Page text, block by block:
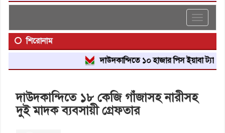
Toggle
শিরোনাম
দাউদকান্দিতে ১০ হাজার পিস ইয়াবা ট্যাবলেট
দাউদকান্দিতে ১৮ কেজি গাঁজাসহ নারীসহ
দুই মাদক ব্যবসায়ী গ্রেফতার